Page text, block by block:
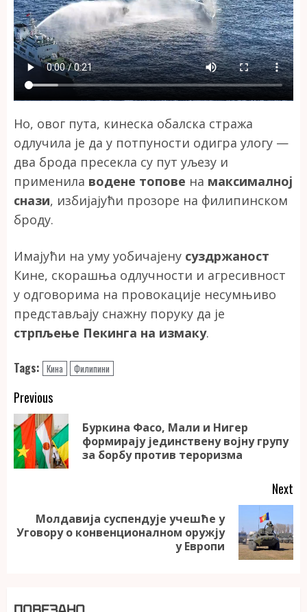
Но, овог пута, кинеска обалска стража
одлучила је да у потпуности одигра улогу —
два брода пресекла су пут уљезу и
применила водене топове на максималној
снази, избијајући прозоре на филипинском
броду.
Имајући на уму уобичајену суздржаност
Кине, скорашња одлучности и агресивност
у одговорима на провокације несумњиво
представљају снажну поруку да је
стрпљење Пекинга на измаку.
Tags: Кина Филипини
Continue
Reading
Previous
Буркина Фасо, Мали и Нигер
формирају јединствену војну групу
за борбу против тероризма
Next
Next
Молдавија суспендује учешће у
Уговору о конвенционалном оружју
у Европи